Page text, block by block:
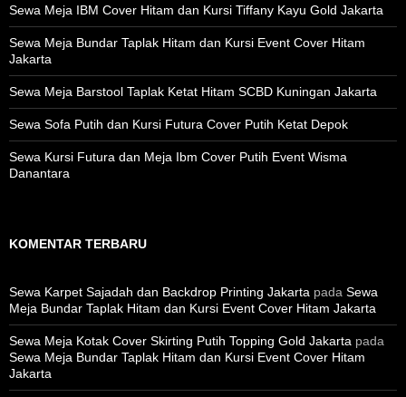
u
k
:
Sewa Meja IBM Cover Hitam dan Kursi Tiffany Kayu Gold Jakarta
Sewa Meja Bundar Taplak Hitam dan Kursi Event Cover Hitam
Jakarta
Sewa Meja Barstool Taplak Ketat Hitam SCBD Kuningan Jakarta
Sewa Sofa Putih dan Kursi Futura Cover Putih Ketat Depok
Sewa Kursi Futura dan Meja Ibm Cover Putih Event Wisma
Danantara
KOMENTAR TERBARU
Sewa Karpet Sajadah dan Backdrop Printing Jakarta pada Sewa
Meja Bundar Taplak Hitam dan Kursi Event Cover Hitam Jakarta
Sewa Meja Kotak Cover Skirting Putih Topping Gold Jakarta pada
Sewa Meja Bundar Taplak Hitam dan Kursi Event Cover Hitam
Jakarta